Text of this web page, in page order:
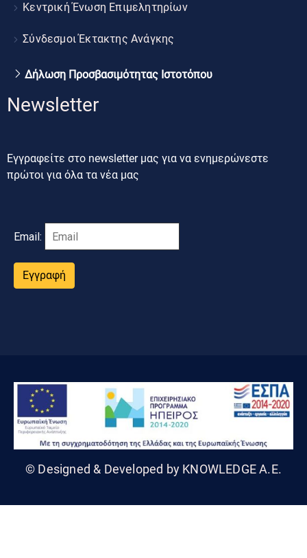
Κεντρική Ένωση Επιμελητηρίων
Σύνδεσμοι Έκτακτης Ανάγκης
Δήλωση Προσβασιμότητας Ιστοτόπου
Newsletter
Εγγραφείτε στο newsletter μας για να ενημερώνεστε
πρώτοι για όλα τα νέα μας
Email:
Εγγραφή
© Designed & Developed by KNOWLEDGE A.E.